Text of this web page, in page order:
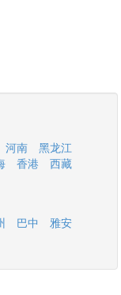
河南
黑龙江
香港
西藏
巴中
雅安